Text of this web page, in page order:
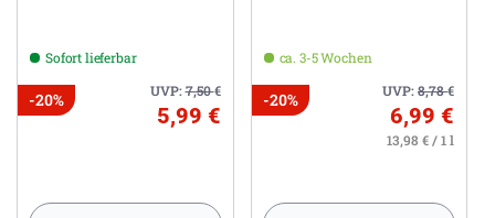
Sofort lieferbar
UVP:7,50€
-20%
5,99 €
ca. 3-5 Wochen
UVP:8,78€
-20%
6,99 €
13,98 € / 1 l